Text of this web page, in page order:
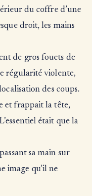
du coffre d’une
droit, les mains
de gros fouets de
régularité violente,
des coups.
et frappait la tête,
était que la
sa main sur
image qu’il ne